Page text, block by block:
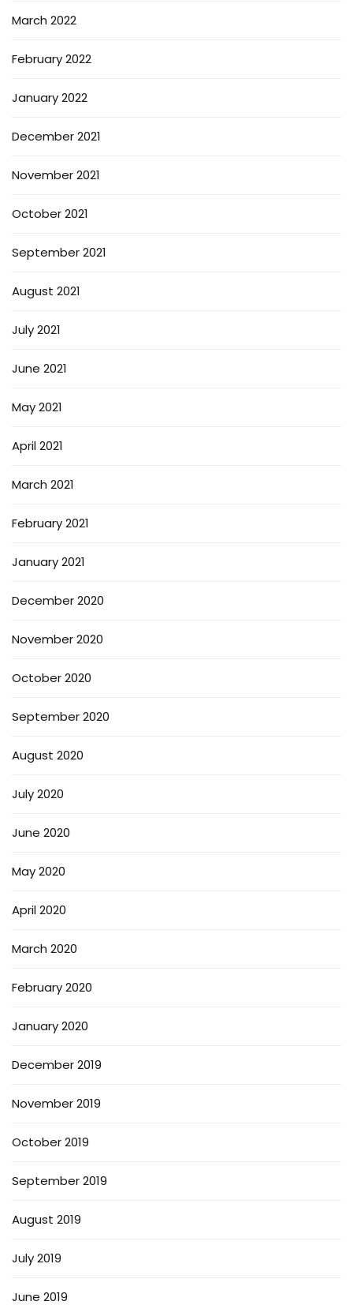
March 2022
February 2022
January 2022
December 2021
November 2021
October 2021
September 2021
August 2021
July 2021
June 2021
May 2021
April 2021
March 2021
February 2021
January 2021
December 2020
November 2020
October 2020
September 2020
August 2020
July 2020
June 2020
May 2020
April 2020
March 2020
February 2020
January 2020
December 2019
November 2019
October 2019
September 2019
August 2019
July 2019
June 2019